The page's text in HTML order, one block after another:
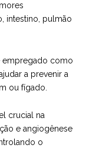
intestino, pulmão
empregado como
a prevenir a
ou fígado.
crucial na
e angiogênese
o